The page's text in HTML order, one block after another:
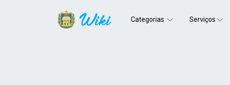
Categorias Serviços